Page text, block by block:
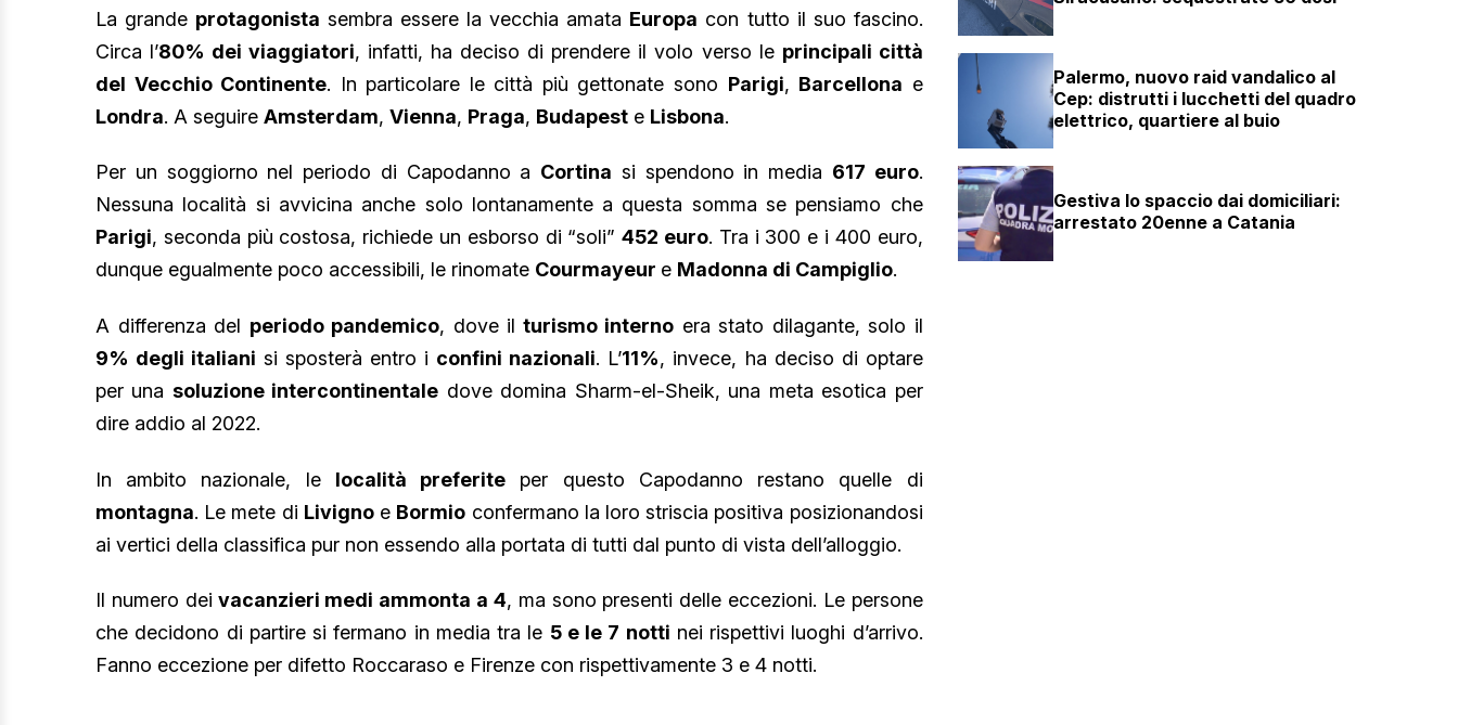
La grande protagonista sembra essere la vecchia amata Europa con tutto il suo fascino.
Circa l’80% dei viaggiatori, infatti, ha deciso di prendere il volo verso le principali città
del Vecchio Continente. In particolare le città più gettonate sono Parigi, Barcellona e
Londra. A seguire Amsterdam, Vienna, Praga, Budapest e Lisbona.
Per un soggiorno nel periodo di Capodanno a Cortina si spendono in media 617 euro.
Nessuna località si avvicina anche solo lontanamente a questa somma se pensiamo che
Parigi, seconda più costosa, richiede un esborso di “soli”452 euro. Tra i 300 e i 400 euro,
dunque egualmente poco accessibili, le rinomate Courmayeur e Madonna di Campiglio.
A differenza del periodo pandemico, dove il turismo interno era stato dilagante, solo il
9% degli italiani si sposterà entro i confini nazionali. L’11%, invece, ha deciso di optare
per una soluzione intercontinentale dove domina Sharm-el-Sheik, una meta esotica per
dire addio al 2022.
In ambito nazionale, le località preferite per questo Capodanno restano quelle di
montagna. Le mete di Livignoe Bormio confermano la loro striscia positiva posizionandosi
ai vertici della classifica pur non essendo alla portata di tutti dal punto di vista dell’alloggio.
Il numero dei vacanzieri medi ammonta a 4, ma sono presenti delle eccezioni. Le persone
che decidono di partire si fermano in media tra le 5 e le 7 notti nei rispettivi luoghi d’arrivo.
Fanno eccezione per difetto Roccaraso e Firenze con rispettivamente 3 e 4 notti.
Palermo, nuovo raid vandalico al
Cep: distrutti i lucchetti del quadro
elettrico, quartiere al buio
Gestiva lo spaccio dai domiciliari:
arrestato 20enne a Catania